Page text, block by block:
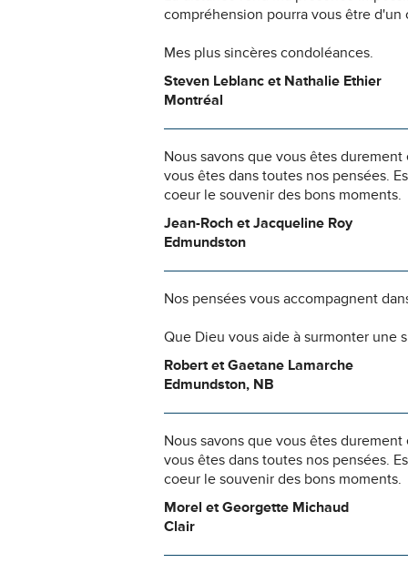
compréhension pourra vous être d'un
Mes plus sincères condoléances.
Steven Leblanc et Nathalie Ethier
Montréal
Nous savons que vous êtes
vous êtes dans toutes nos pensées.
coeur le souvenir des bons moments.
Jean-Roch et Jacqueline Roy
Edmundston
Nos pensées vous accompagnent
Que Dieu vous aide à surmonter une
Robert et Gaetane Lamarche
Edmundston, NB
Nous savons que vous êtes
vous êtes dans toutes nos pensées.
coeur le souvenir des bons moments.
Morel et Georgette Michaud
Clair